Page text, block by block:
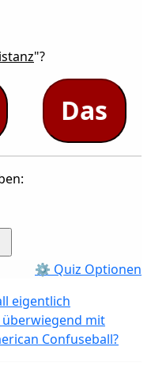
"?
Das
⚙ Quiz Optionen
eigentlich
überwiegend mit
Confuseball?